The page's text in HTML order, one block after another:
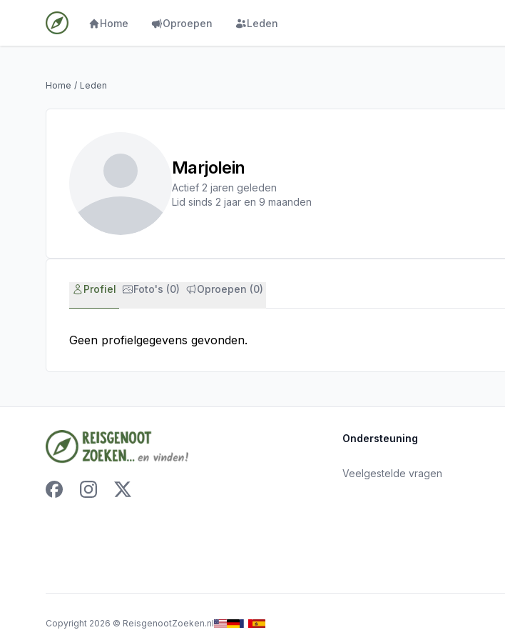
Home Oproepen Leden
Home / Leden
Marjolein
Actief 2 jaren geleden
Lid sinds 2 jaar en 9 maanden
Profiel Foto's (0) Oproepen (0)
Geen profielgegevens gevonden.
Ondersteuning
Veelgestelde vragen
Copyright 2026 © ReisgenootZoeken.nl